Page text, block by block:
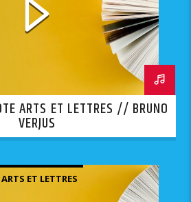
ARTS ET LETTRES // BRUNO
VERJUS
ET LETTRES